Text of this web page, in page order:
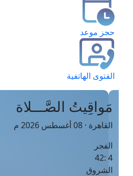
حجز موعد
الفتوى الهاتفية
مَواقِيتُ الصَّـــلاة
القاهرة · 08 أغسطس 2026 م
الفجر
4 :42
الشروق